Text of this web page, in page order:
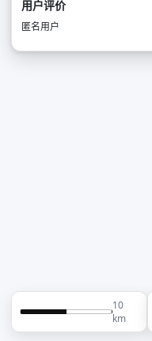
用户评价
匿名用户
10
km